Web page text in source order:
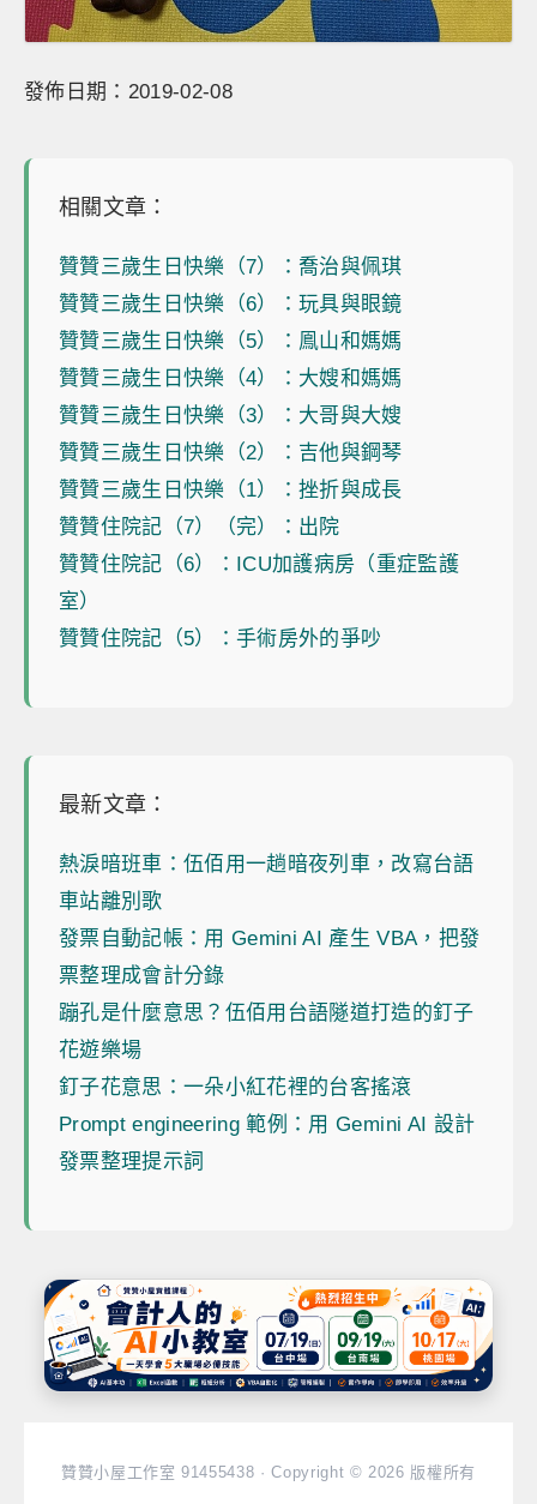
發佈日期：2019-02-08
相關文章：
贊贊三歲生日快樂（7）：喬治與佩琪
贊贊三歲生日快樂（6）：玩具與眼鏡
贊贊三歲生日快樂（5）：鳯山和媽媽
贊贊三歲生日快樂（4）：大嫂和媽媽
贊贊三歲生日快樂（3）：大哥與大嫂
贊贊三歲生日快樂（2）：吉他與鋼琴
贊贊三歲生日快樂（1）：挫折與成長
贊贊住院記（7）（完）：出院
贊贊住院記（6）：ICU加護病房（重症監護
室）
贊贊住院記（5）：手術房外的爭吵
最新文章：
熱淚暗班車：伍佰用一趟暗夜列車，改寫台語
車站離別歌
發票自動記帳：用 Gemini AI 產生 VBA，把發
票整理成會計分錄
蹦孔是什麼意思？伍佰用台語隧道打造的釘子
花遊樂場
釘子花意思：一朵小紅花裡的台客搖滾
Prompt engineering 範例：用 Gemini AI 設計
發票整理提示詞
贊贊小屋工作室 91455438 · Copyright © 2026 版權所有